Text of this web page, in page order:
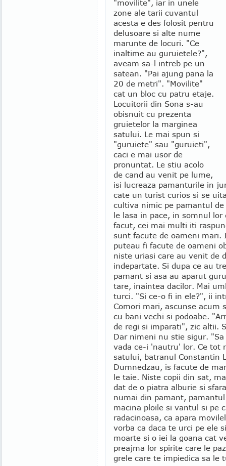
"movilite", iar in unele
zone ale tarii cuvantul
acesta e des folosit pentru
delusoare si alte nume
marunte de locuri. "Ce
inaltime au guruietele?",
aveam sa-l intreb pe un
satean. "Pai ajung pana la
20 de metri". "Movilite"
cat un bloc cu patru etaje.
Locuitorii din Sona s-au
obisnuit cu prezenta
gruietelor la marginea
satului. Le mai spun si
"guruiete" sau "guruieti",
caci e mai usor de
pronuntat. Le stiu acolo
de cand au venit pe lume,
isi lucreaza pamanturile in
cate un turist curios si se
cultiva nimic pe pamantul de
le lasa in pace, in somnul
facut, cei mai multi iti
sunt facute de oameni mari.
puteau fi facute de oameni
niste uriasi care au venit de
indepartate. Si dupa ce au
pamant si asa au aparut
tare, inaintea dacilor. Mai
turci. "Si ce-o fi in ele?", ii
Comori mari, ascunse acum
cu bani vechi si podoabe.
de regi si imparati", zic altii.
Dar nimeni nu stie sigur.
vada ce-i 'nautru' lor. Ce tot
satului, batranul Constantin
Dumnedzau, is facute de
le taie. Niste copii din sat,
dat de o piatra alburie si
numai din pamant,
macina ploile si vantul si pe
radacinoasa, ca apara
vorba ca daca te urci pe ele
moarte si o iei la goana cat
preajma lor spirite care le
grele care te impiedica sa le